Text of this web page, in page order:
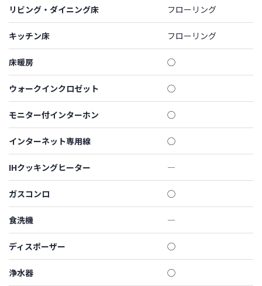
リビング・ダイニング床 フローリング
キッチン床 フローリング
床暖房 ◯
ウォークインクロゼット ◯
モニター付インターホン ◯
インターネット専用線 ◯
IHクッキングヒーター ―
ガスコンロ ◯
食洗機 ―
ディスポーザー ◯
浄水器 ◯